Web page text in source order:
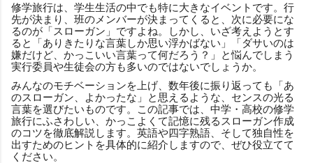
修学旅行は、学生生活の中でも特に大きなイベントです。行
先が決まり、班のメンバーが決まってくると、次に必要にな
るのが「スローガン」ですよね。しかし、いざ考えようとす
ると「ありきたりな言葉しか思い浮かばない」「ダサいのは
嫌だけど、かっこいい言葉って何だろう？」と悩んでしまう
実行委員や生徒会の方も多いのではないでしょうか。
みんなのモチベーションを上げ、数年後に振り返っても「あ
のスローガン、よかったな」と思えるような、センスの光る
言葉を選びたいものです。この記事では、中学・高校の修学
旅行にふさわしい、かっこよくて記憶に残るスローガン作成
のコツを徹底解説します。英語や四字熟語、そして独自性を
出すためのヒントを具体的に紹介しますので、ぜひ役立てて
ください。